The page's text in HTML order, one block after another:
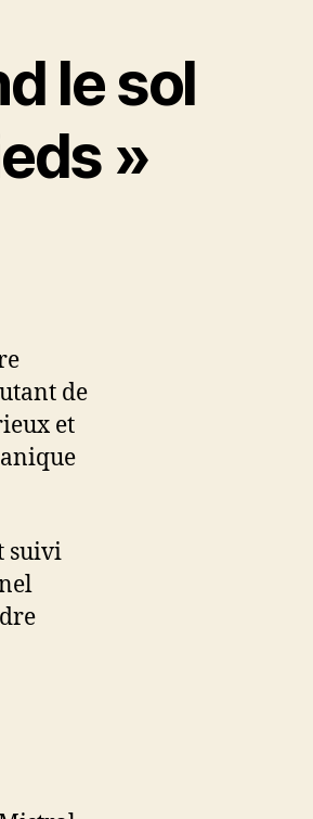
le sol
»
de
et
suivi